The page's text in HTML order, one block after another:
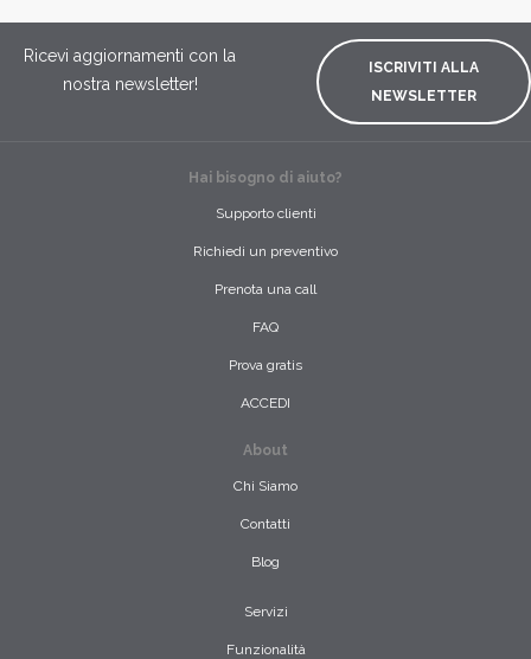
Ricevi aggiornamenti con la
nostra newsletter!
ISCRIVITI ALLA
NEWSLETTER
Hai bisogno di aiuto?
Supporto clienti
Richiedi un preventivo
Prenota una call
FAQ
Prova gratis
ACCEDI
About
Chi Siamo
Contatti
Blog
Servizi
Funzionalità